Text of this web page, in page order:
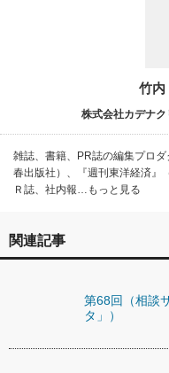
竹内
株式会社カデナ
雑誌、書籍、PR誌の編集プロ
春出版社）、『週刊東洋経済』
Ｒ誌、社内報…もっと見る
関連記事
第68回（相談
タ」）